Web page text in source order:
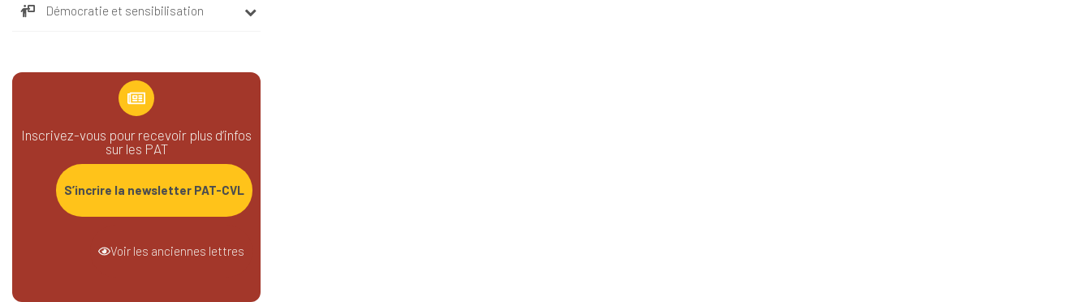
Démocratie et sensibilisation
Inscrivez-vous pour recevoir plus d’infos
sur les PAT
S’incrire la newsletter PAT-CVL
Voir les anciennes lettres